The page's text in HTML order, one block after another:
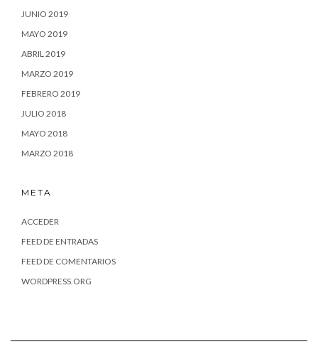
JUNIO 2019
MAYO 2019
ABRIL 2019
MARZO 2019
FEBRERO 2019
JULIO 2018
MAYO 2018
MARZO 2018
META
ACCEDER
FEED DE ENTRADAS
FEED DE COMENTARIOS
WORDPRESS.ORG